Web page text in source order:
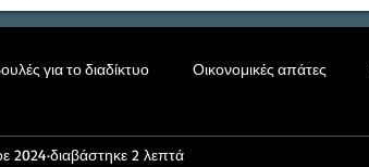
για το διαδίκτυο Οικονομικές απάτες
Εκφοβισμός Προστασία Ανηλίκων
2024 διαβάστηκε 2 λεπτά